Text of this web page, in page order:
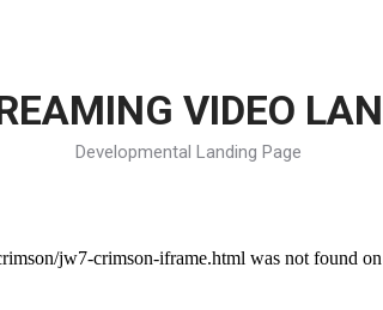
VIDEO
Developmental Landing Page